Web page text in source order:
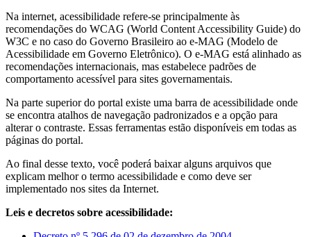
Na internet, acessibilidade refere-se principalmente às
recomendações do WCAG (World Content Accessibility Guide) do
W3C e no caso do Governo Brasileiro ao e-MAG (Modelo de
Acessibilidade em Governo Eletrônico). O e-MAG está alinhado as
recomendações internacionais, mas estabelece padrões de
comportamento acessível para sites governamentais.
Na parte superior do portal existe uma barra de acessibilidade onde
se encontra atalhos de navegação padronizados e a opção para
alterar o contraste. Essas ferramentas estão disponíveis em todas as
páginas do portal.
Ao final desse texto, você poderá baixar alguns arquivos que
explicam melhor o termo acessibilidade e como deve ser
implementado nos sites da Internet.
Leis e decretos sobre acessibilidade: